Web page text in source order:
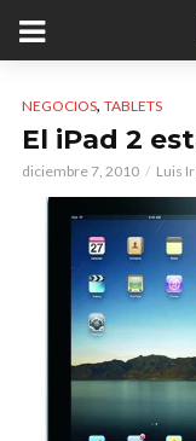
NEGOCIOS, TABLETS
El iPad 2
diciembre 7, 2010 Luis